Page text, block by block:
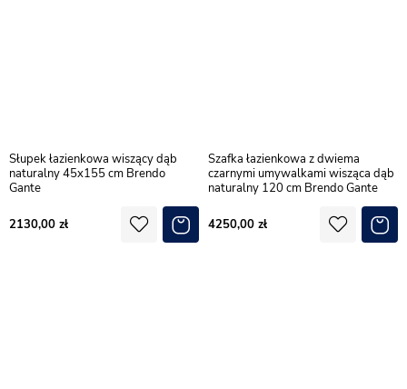
Słupek łazienkowa wiszący dąb
naturalny 45x155 cm Brendo
Gante
2130,00
Szafka łazienkowa z dwiema
czarnymi umywalkami wisząca dąb
naturalny 120 cm Brendo Gante
4250,00